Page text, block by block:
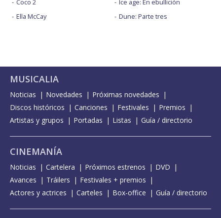
Coco 2
Ella McCay
Ice age: En ebullición
Dune: Parte tres
MUSICALIA
Noticias Novedades
Próximas novedades
Discos históricos
Canciones Festivales
Premios
Artistas y grupos
Portadas Listas Guía / directorio
CINEMANÍA
Noticias Cartelera Próximos estrenos
DVD
Avances
Tráilers
Festivales + premios
Actores y actrices
Carteles Box-office Guía / directorio